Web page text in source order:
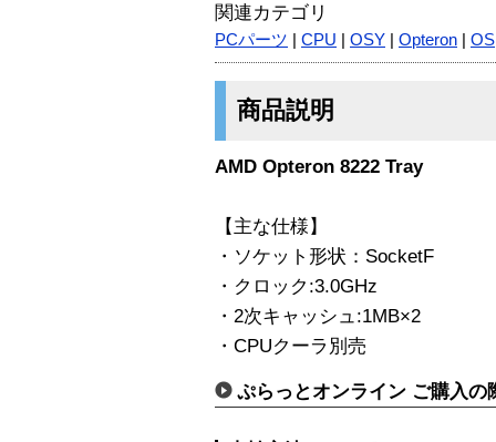
関連カテゴリ
PCパーツ CPU OSY Opteron OS
商品説明
AMD Opteron 8222 Tray
【主な仕様】
・ソケット形状：SocketF
・クロック:3.0GHz
・2次キャッシュ:1MB×2
・CPUクーラ別売
ぷらっとオンライン ご購入の